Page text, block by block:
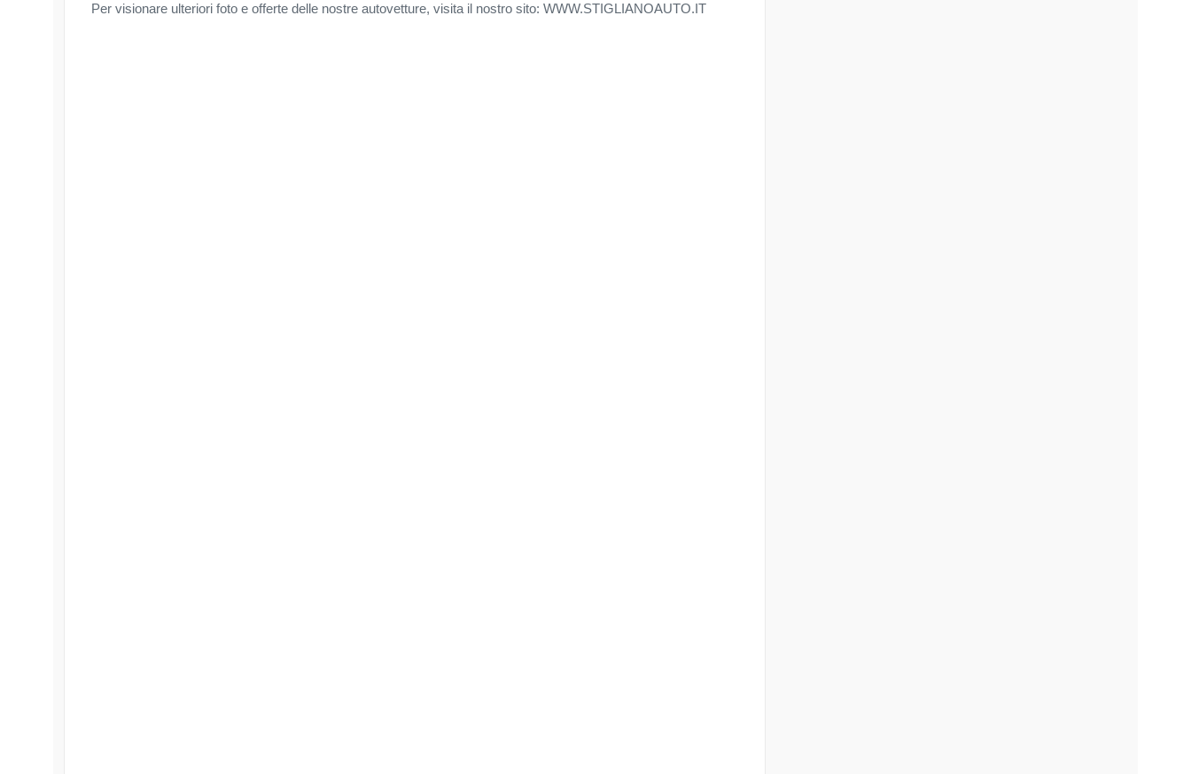
Per visionare ulteriori foto e offerte delle nostre autovetture, visita il nostro sito: WWW.STIGLIANOAUTO.IT